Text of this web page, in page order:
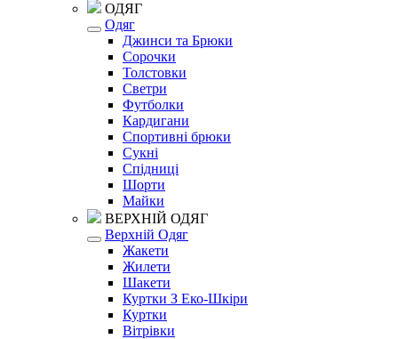
ОДЯГ
Одяг
Джинси та Брюки
Сорочки
Толстовки
Светри
Футболки
Кардигани
Спортивні брюки
Сукні
Спідниці
Шорти
Майки
ВЕРХНІЙ ОДЯГ
Верхній Одяг
Жакети
Жилети
Шакети
Куртки З Еко-Шкіри
Куртки
Вітрівки